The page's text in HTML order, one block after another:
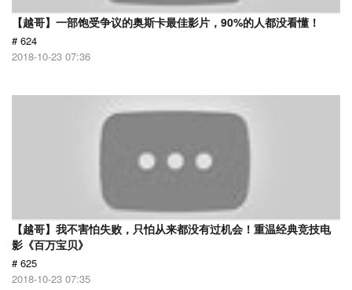
【越哥】一部饱受争议的奥斯卡最佳影片，90%的人都没看懂！
# 624
2018-10-23 07:36
【越哥】我不害怕失败，只怕从来都没有过机会！重温经典竞技电
影《百万宝贝》
# 625
2018-10-23 07:35